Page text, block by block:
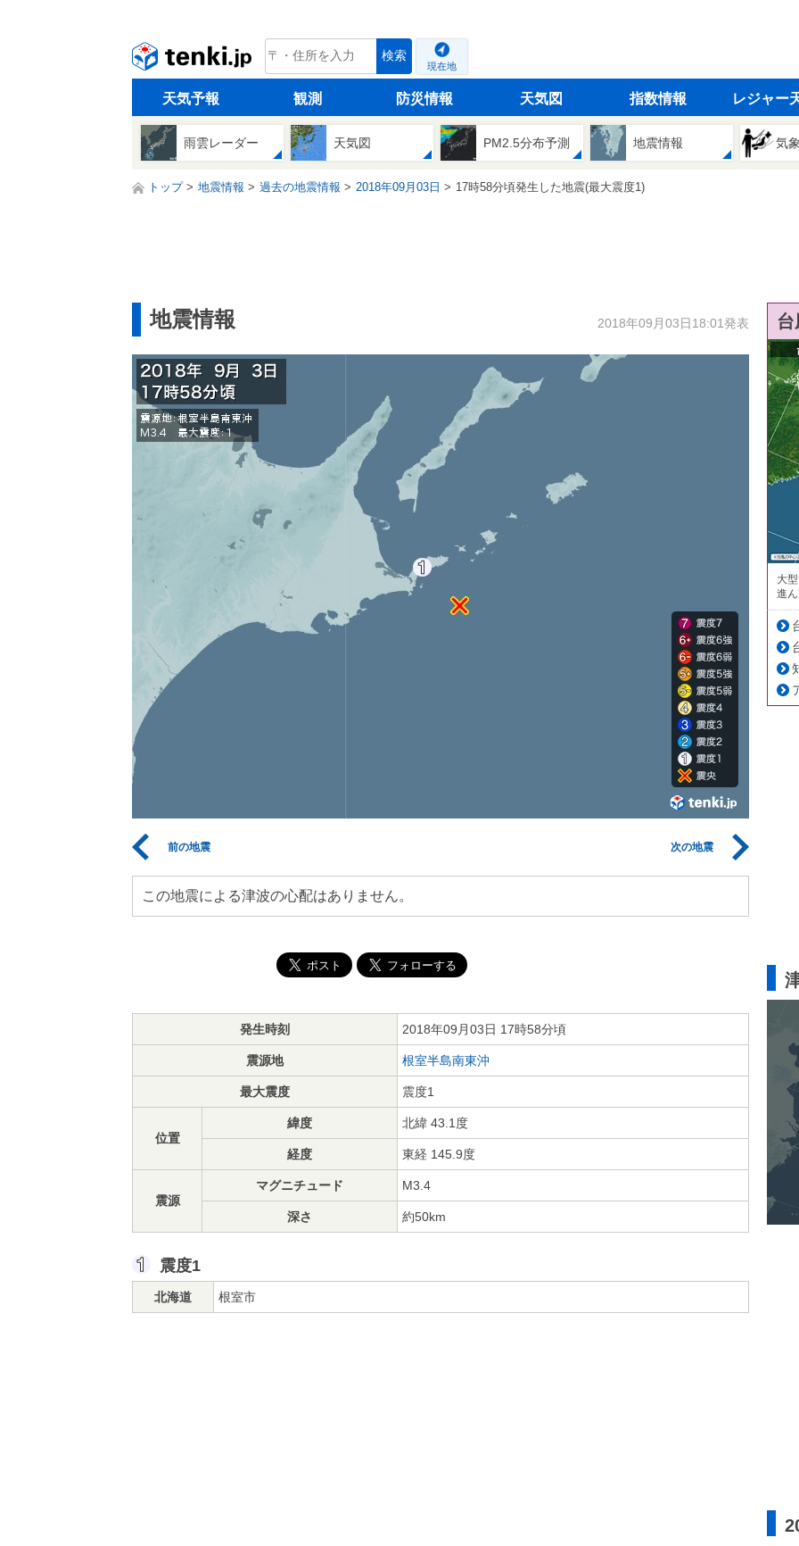
tenki.jp 検索
現在地
天気予報 観測 防災情報 天気図 指数情報 レジャー
雨雲レーダー 天気図 PM2.5分布予測 地震情報 気
トップ 地震情報 過去の地震情報 2018年09月03日 17時58分頃発生した地震(最大震度1)
地震情報 2018年09月03日18:01発表
前の地震 次の地震
この地震による津波の心配はありません。
発生時刻 2018年09月03日 17時58分頃
震源地 根室半島南東沖
最大震度 震度1
位置
緯度 北緯 43.1度
経度 東経 145.9度
震源
マグニチュード M3.4
深さ 約50km
震度1
北海道 根室市
大
進